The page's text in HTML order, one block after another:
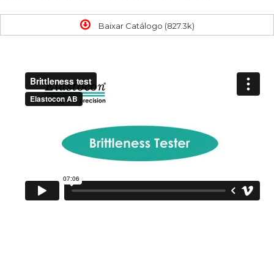
Baixar Catálogo (827.3k)